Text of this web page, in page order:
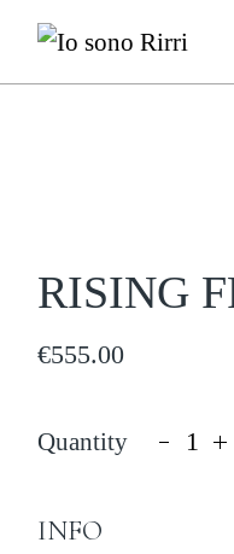
content
RISING
€555.00
RISING
Quantity
INFO